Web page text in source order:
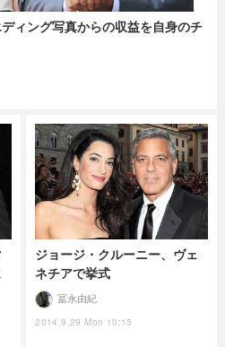
ィング写真からの収益を自身のチ
ジョージ・クルーニー、ヴェ
ネチアで挙式
2014.9.29 Mon 10:15
冨永由紀